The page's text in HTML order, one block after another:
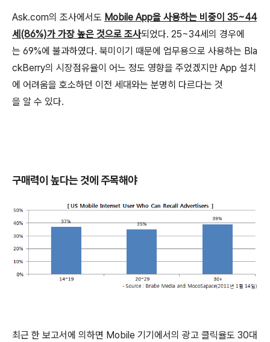
Ask.com의 조사에서도 Mobile App을 사용하는 비중이 35~44
세(86%)가 가장 높은 것으로 조사되었다. 25~34세의 경우에
는 69%에 불과하였다. 북미이기 때문에 업무용으로 사용하는 Bla
ckBerry의 시장점유율이 어느 정도 영향을 주었겠지만 App 설치
에 어려움을 호소하던 이전 세대와는 분명히 다르다는 것
을 알 수 있다.
구매력이 높다는 것에 주목해야
최근 한 보고서에 의하면 Mobile 기기에서의 광고 클릭율도 30대